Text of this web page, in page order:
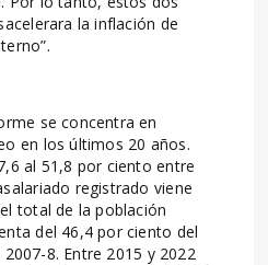
la inflación de
se concentra en
en los últimos 20 años.
al 51,8 por ciento entre
registrado viene
total de la población
del 46,4 por ciento del
8. Entre 2015 y 2022